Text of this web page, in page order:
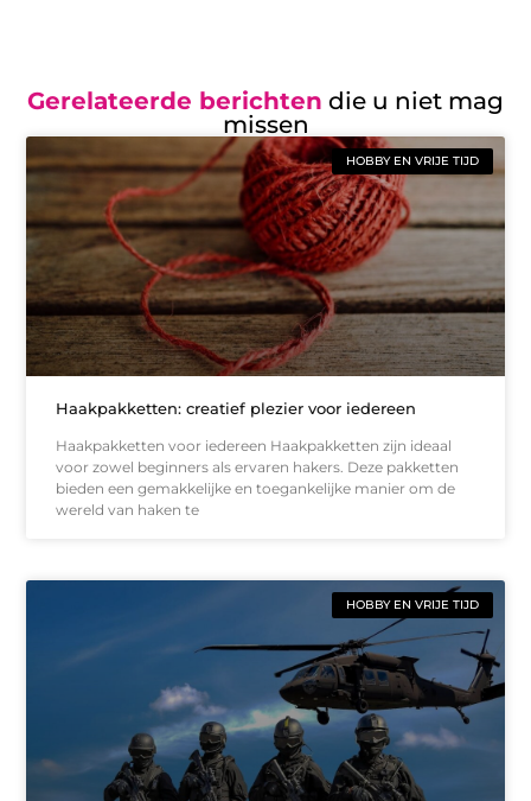
Gerelateerde berichten die u niet mag
missen
HOBBY EN VRIJE TIJD
Haakpakketten: creatief plezier voor iedereen
Haakpakketten voor iedereen Haakpakketten zijn ideaal
voor zowel beginners als ervaren hakers. Deze pakketten
bieden een gemakkelijke en toegankelijke manier om de
wereld van haken te
HOBBY EN VRIJE TIJD